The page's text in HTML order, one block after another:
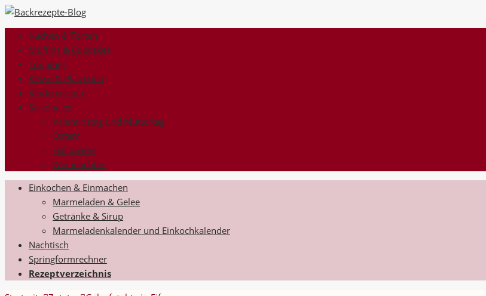
Kuchen & Torten
Muffins & Cupcakes
Toppings
Kekse & Plätzchen
Kinderrezepte
Saisonales
Valentinstag und Muttertag
Ostern
Halloween
Weihnachten
Einkochen & Einmachen
Marmeladen & Gelee
Getränke & Sirup
Marmeladenkalender und Einkochkalender
Nachtisch
Springformrechner
Rezeptverzeichnis